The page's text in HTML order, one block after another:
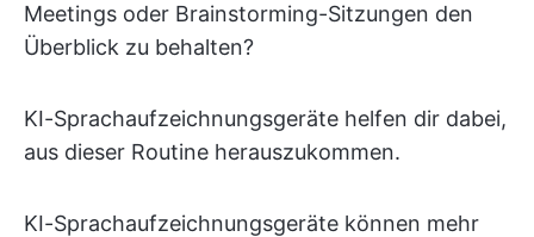
Meetings oder Brainstorming-Sitzungen den
Überblick zu behalten?
KI-Sprachaufzeichnungsgeräte helfen dir dabei,
aus dieser Routine herauszukommen.
KI-Sprachaufzeichnungsgeräte können mehr